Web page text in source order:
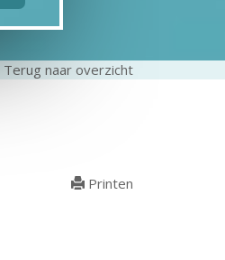
Terug naar overzicht
Printen